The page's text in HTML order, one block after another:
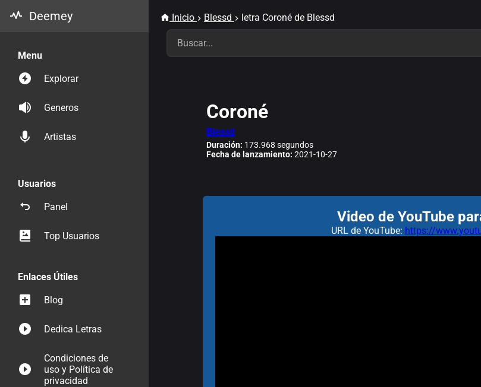
Deemey
Menu
Explorar
Generos
Artistas
Usuarios
Panel
Top Usuarios
Enlaces Útiles
Blog
Dedica Letras
Condiciones de
uso y Política de
privacidad
Inicio Blessd letra Coroné de Blessd
Coroné
Blessd
Duración: 173.968 segundos
Fecha de lanzamiento: 2021-10-27
Video de YouTube
URL de YouTube: https://